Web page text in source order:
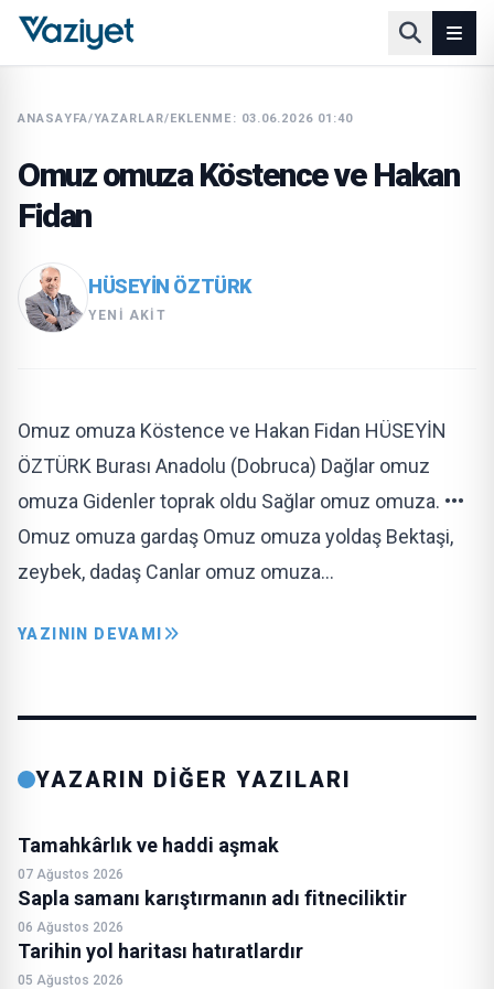
ANASAYFA/YAZARLAR/EKLENME: 03.06.2026 01:40
Omuz omuza Köstence ve Hakan
Fidan
HÜSEYIN ÖZTÜRK
YENI AKIT
Omuz omuza Köstence ve Hakan Fidan HÜSEYİN
ÖZTÜRK Burası Anadolu (Dobruca) Dağlar omuz
omuza Gidenler toprak oldu Sağlar omuz omuza. •••
Omuz omuza gardaş Omuz omuza yoldaş Bektaşi,
zeybek, dadaş Canlar omuz omuza…
YAZININ DEVAMI
YAZARIN DİĞER YAZILARI
Tamahkârlık ve haddi aşmak
07 Ağustos 2026
Sapla samanı karıştırmanın adı fitneciliktir
06 Ağustos 2026
Tarihin yol haritası hatıratlardır
05 Ağustos 2026